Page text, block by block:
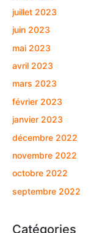
juillet 2023
juin 2023
mai 2023
avril 2023
mars 2023
février 2023
janvier 2023
décembre 2022
novembre 2022
octobre 2022
septembre 2022
Catégories